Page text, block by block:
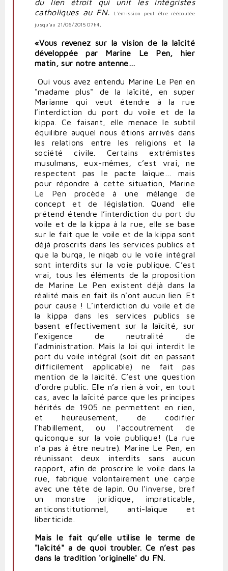
du lien étroit qui unit les intégristes
catholiques au FN.
L'émission peut être réécoutée
jusqu'au 21/06/2015 07h4
«Vous revenez sur la vision de la laïcité
développée par Marine Le Pen, hier
matin, sur notre antenne…
Oui vous avez entendu Marine Le Pen en
"madame plus" de la laïcité, en super
Marianne qui veut étendre à la rue
l’interdiction du port du voile et de la
kippa. Ce faisant, elle menace le subtil
équilibre auquel nous étions arrivés dans
les relations entre les religions et la
société civile. Certains extrémistes
musulmans, eux-mêmes, c’est vrai, ne
respectent pas le pacte laïque… mais
pour répondre à cette situation, Marine
Le Pen procède à une mélange de
concept et de législation. Quand elle
prétend étendre l’interdiction du port du
voile et de la kippa à la rue, elle se base
sur le fait que le voile et de la kippa sont
déjà proscrits dans les services publics et
que la burqa, le niqab ou le voile intégral
sont interdits sur la voie publique. C’est
vrai, tous les éléments de la proposition
de Marine Le Pen existent déjà dans la
réalité mais en fait ils n’ont aucun lien. Et
pour cause ! L’interdiction du voile et de
la kippa dans les services publics se
basent effectivement sur la laïcité, sur
l’exigence de neutralité de
l’administration. Mais la loi qui interdit le
port du voile intégral (soit dit en passant
difficilement applicable) ne fait pas
mention de la laïcité. C’est une question
d’ordre public. Elle n’a rien à voir, en tout
cas, avec la laïcité parce que les principes
hérités de 1905 ne permettent en rien,
et heureusement, de codifier
l’habillement, ou l’accoutrement de
quiconque sur la voie publique! (La rue
n’a pas à être neutre). Marine Le Pen, en
réunissant deux interdits sans aucun
rapport, afin de proscrire le voile dans la
rue, fabrique volontairement une carpe
avec une tête de lapin. Ou l’inverse, bref
un monstre juridique, impraticable,
anticonstitutionnel, anti-laïque et
liberticide.
Mais le fait qu’elle utilise le terme de
"laïcité" a de quoi troubler. Ce n’est pas
dans la tradition 'originelle' du FN.